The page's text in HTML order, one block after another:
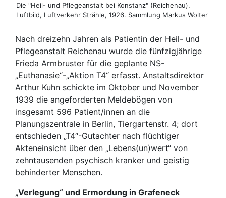
Die "Heil- und Pflegeanstalt bei Konstanz" (Reichenau).
Luftbild, Luftverkehr Strähle, 1926. Sammlung Markus Wolter
Nach dreizehn Jahren als Patientin der Heil- und
Pflegeanstalt Reichenau wurde die fünfzigjährige
Frieda Armbruster für die geplante NS-
„Euthanasie“-„Aktion T4“ erfasst. Anstaltsdirektor
Arthur Kuhn schickte im Oktober und November
1939 die angeforderten Meldebögen von
insgesamt 596 Patient/innen an die
Planungszentrale in Berlin, Tiergartenstr. 4; dort
entschieden „T4“-Gutachter nach flüchtiger
Akteneinsicht über den „Lebens(un)wert“ von
zehntausenden psychisch kranker und geistig
behinderter Menschen.
„Verlegung“ und Ermordung in Grafeneck